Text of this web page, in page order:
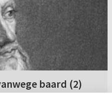
baard (2)